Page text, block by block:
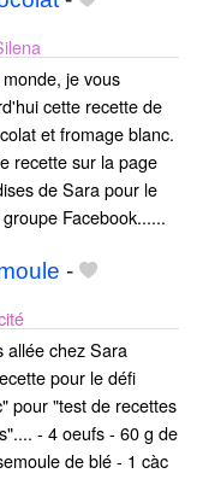
je vous
cette recette de
et fromage blanc.
recette sur la page
de Sara pour le
Facebook......
-
allée chez Sara
pour le défi
pour "test de recettes
- 4 oeufs - 60 g de
de blé - 1 càc